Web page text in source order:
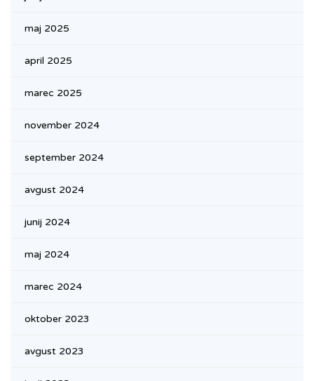
maj 2025
april 2025
marec 2025
november 2024
september 2024
avgust 2024
junij 2024
maj 2024
marec 2024
oktober 2023
avgust 2023